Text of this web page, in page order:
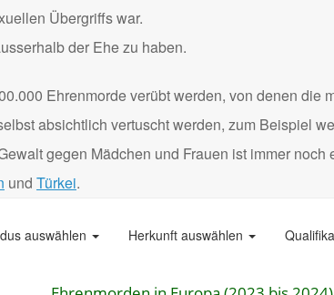
Übergriffs war.
der Ehe zu haben.
Ehrenmorde verübt werden, von denen die
absichtlich vertuscht werden, zum Beispiel
gegen Mädchen und Frauen ist immer noch
und Türkei.